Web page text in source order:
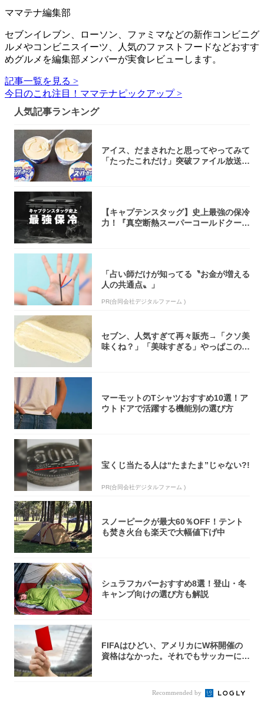
ママテナ編集部
セブンイレブン、ローソン、ファミマなどの新作コンビニグ
ルメやコンビニスイーツ、人気のファストフードなどおすす
めグルメを編集部メンバーが実食レビューします。
記事一覧を見る >
今日のこれ注目！ママテナピックアップ >
人気記事ランキング
アイス、だまされたと思ってやってみて
「たったこれだけ」突破ファイル放送で
【キャプテンスタッグ】史上最強の保冷
力！『真空断熱スーパーコールドクーラ
「占い師だけが知ってる〝お金が増える
人の共通点〟」
PR(合同会社デジタルファーム )
セブン、人気すぎて再々販売→「クソ美
味くね？」「美味すぎる」やっぱこのク
マーモットのTシャツおすすめ10選！ア
ウトドアで活躍する機能別の選び方
宝くじ当たる人は“たまたま”じゃない?!
PR(合同会社デジタルファーム )
スノーピークが最大60％OFF！テント
も焚き火台も楽天で大幅値下げ中
シュラフカバーおすすめ8選！登山・冬
キャンプ向けの選び方も解説
FIFAはひどい、アメリカにW杯開催の
資格はなかった。それでもサッカーには
Recommended by